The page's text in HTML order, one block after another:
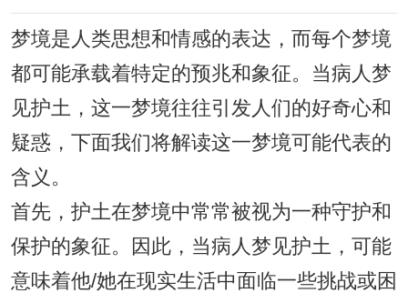
梦境是人类思想和情感的表达，而每个梦境
都可能承载着特定的预兆和象征。当病人梦
见护土，这一梦境往往引发人们的好奇心和
疑惑，下面我们将解读这一梦境可能代表的
含义。
首先，护土在梦境中常常被视为一种守护和
保护的象征。因此，当病人梦见护土，可能
意味着他/她在现实生活中面临一些挑战或困